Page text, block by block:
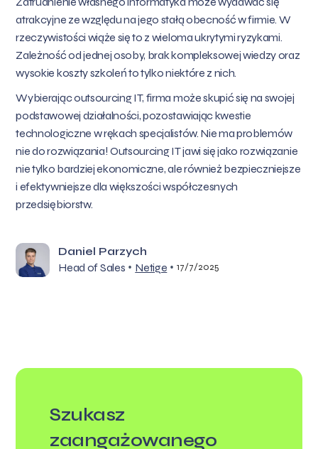
atrakcyjne ze względu na jego stałą obecność w firmie. W
rzeczywistości wiąże się to z wieloma ukrytymi ryzykami.
Zależność od jednej osoby, brak kompleksowej wiedzy oraz
wysokie koszty szkoleń to tylko niektóre z nich.
Wybierając outsourcing IT, firma może skupić się na swojej
podstawowej działalności, pozostawiając kwestie
technologiczne w rękach specjalistów. Nie ma problemów
nie do rozwiązania! Outsourcing IT jawi się jako rozwiązanie
nie tylko bardziej ekonomiczne, ale również bezpieczniejsze
i efektywniejsze dla większości współczesnych
przedsiębiorstw.
Daniel Parzych
Head of Sales • Netige • 17/7/2025
Szukasz
zaangażowanego